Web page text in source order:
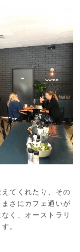
てくれたり、その
さにカフェ通いが
く、オーストラリ
。